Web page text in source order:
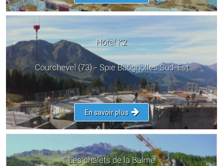
Hôtel K2
Courchevel (73) - Spie Batignolles Sud-Est
En savoir plus
Les chalets de la Balme